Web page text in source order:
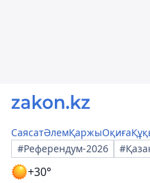
СаясатӘлемҚаржыОқиға
#Референдум-2026
+30°